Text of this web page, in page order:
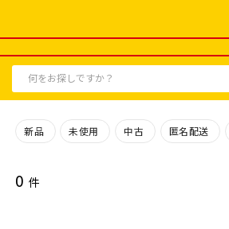
新品 未使用 中古 匿名配送
0 件